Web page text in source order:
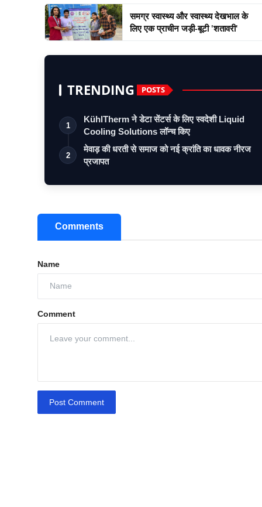
समग्र स्वास्थ्य और स्वास्थ्य देखभाल के
लिए एक प्राचीन जड़ी-बूटी 'शतावरी'
TRENDING POSTS
1
KühlTherm ने डेटा सेंटर्स के लिए स्वदेशी Liquid
Cooling Solutions लॉन्च किए
2
मेवाड़ की धरती से समाज को नई क्रांति का धावक नीरज
प्रजापत
Comments
Name
Comment
Post Comment